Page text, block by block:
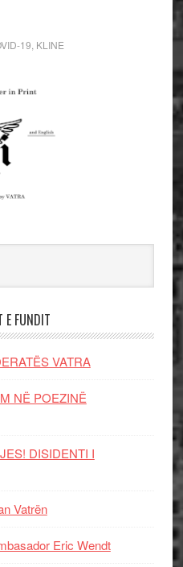
19 KLINE
E FUNDIT
VATRA
NË POEZINË
DISIDENTI I
Vatrën
Eric Wendt